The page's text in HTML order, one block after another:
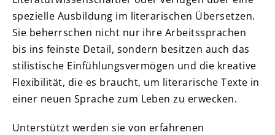
spezielle Ausbildung im literarischen Übersetzen.
Sie beherrschen nicht nur ihre Arbeitssprachen
bis ins feinste Detail, sondern besitzen auch das
stilistische Einfühlungsvermögen und die kreative
Flexibilität, die es braucht, um literarische Texte in
einer neuen Sprache zum Leben zu erwecken.
Unterstützt werden sie von erfahrenen